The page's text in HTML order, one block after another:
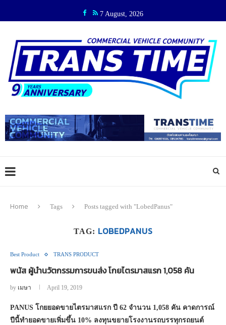
7 August, 2026
Home Tags Posts tagged with "LobedPanus"
TAG: LOBEDPANUS
Best Product TRANS PRODUCT
พนัส ผู้นำนวัตกรรมการขนส่ง โกยไตรมาสแรก 1,058 คัน
by เมษา April 19, 2019
PANUS โกยยอดขายไตรมาสแรก ปี 62 จำนวน 1,058 คัน คาดการณ์
ปีนี้ทำยอดขายเพิ่มขึ้น 10% ลงทุนขยายโรงงานรถบรรทุกรถยนต์